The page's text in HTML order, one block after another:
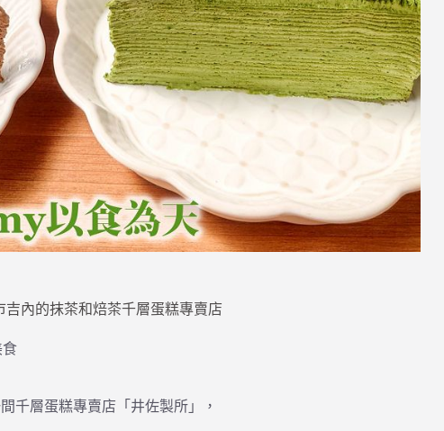
內的抹茶和焙茶千層蛋糕專賣店
食
千層蛋糕專賣店「井佐製所」，